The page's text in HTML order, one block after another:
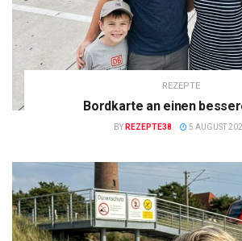
REZEPTE
Bordkarte an einen
BY REZEPTE38 5 AUGUST